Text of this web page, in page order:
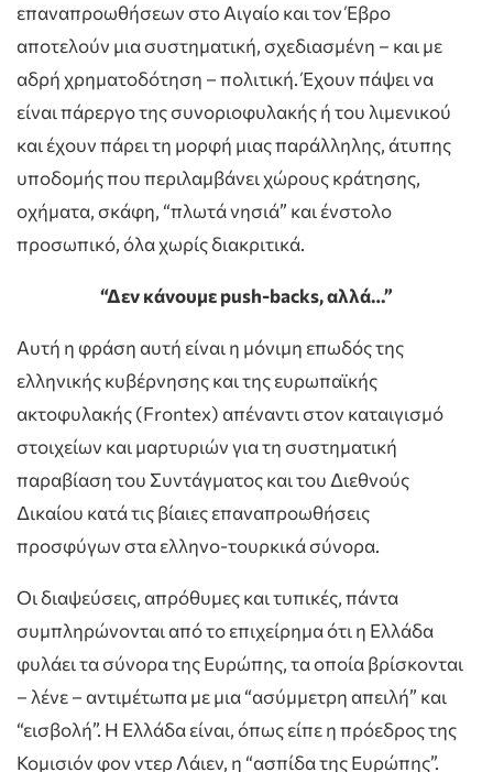
επαναπροωθήσεων στο Αιγαίο και τον Έβρο
αποτελούν μια συστηματική, σχεδιασμένη – και με
αδρή χρηματοδότηση – πολιτική. Έχουν πάψει να
είναι πάρεργο της συνοριοφυλακής ή του λιμενικού
και έχουν πάρει τη μορφή μιας παράλληλης, άτυπης
υποδομής που περιλαμβάνει χώρους κράτησης,
οχήματα, σκάφη, “πλωτά νησιά” και ένστολο
προσωπικό, όλα χωρίς διακριτικά.
“Δεν κάνουμε push-backs, αλλά…”
Αυτή η φράση αυτή είναι η μόνιμη επωδός της
ελληνικής κυβέρνησης και της ευρωπαϊκής
ακτοφυλακής (Frontex) απέναντι στον καταιγισμό
στοιχείων και μαρτυριών για τη συστηματική
παραβίαση του Συντάγματος και του Διεθνούς
Δικαίου κατά τις βίαιες επαναπροωθήσεις
προσφύγων στα ελληνο-τουρκικά σύνορα.
Οι διαψεύσεις, απρόθυμες και τυπικές, πάντα
συμπληρώνονται από το επιχείρημα ότι η Ελλάδα
φυλάει τα σύνορα της Ευρώπης, τα οποία βρίσκονται
– λένε – αντιμέτωπα με μια “ασύμμετρη απειλή” και
“εισβολή”. Η Ελλάδα είναι, όπως είπε η πρόεδρος της
Κομισιόν φον ντερ Λάιεν, η “ασπίδα της Ευρώπης”.